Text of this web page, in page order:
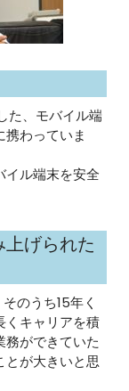
た、モバイル端
わっていま
イル端末を安全
げられた
のうち15年く
くキャリアを積
ができていた
とが大きいと思